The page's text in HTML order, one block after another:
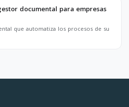
documental para empresas
que automatiza los procesos de su